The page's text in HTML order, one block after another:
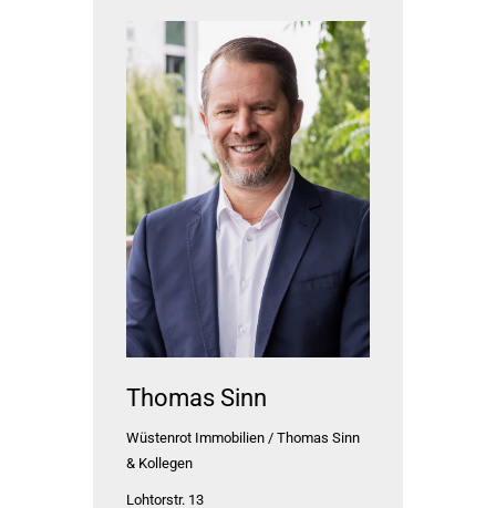
Thomas Sinn
Wüstenrot Immobilien / Thomas Sinn
& Kollegen
Lohtorstr. 13